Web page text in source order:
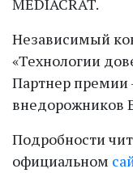
MEDIACRAT.
Независимый
«Технологии
Партнер премии
внедорожников
Подробности
официальном